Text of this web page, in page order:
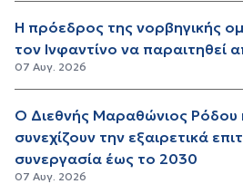
Η πρόεδρος της νορβηγικής
τον Ινφαντίνο να παραιτηθεί
07 Αυγ. 2026
Ο Διεθνής Μαραθώνιος Ρόδου
συνεχίζουν την εξαιρετικά
συνεργασία έως το 2030
07 Αυγ. 2026